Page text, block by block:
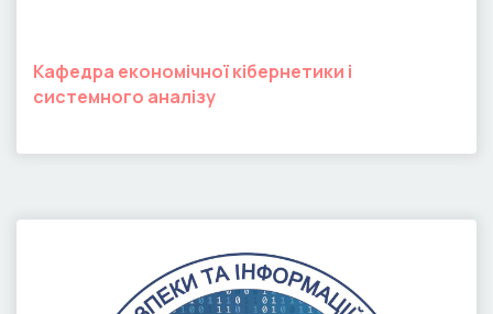
Кафедра економічної кібернетики і
системного аналізу